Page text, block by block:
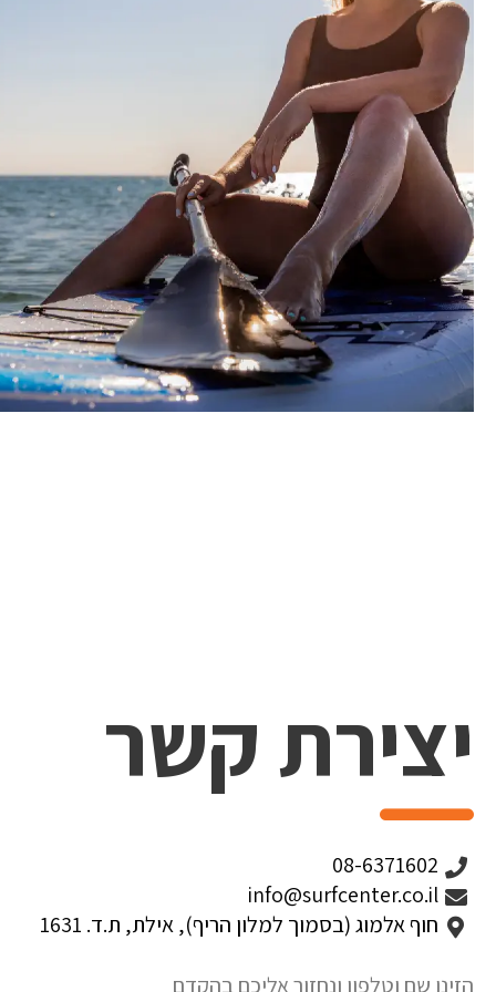
יצירת קשר
08-6371602
info@surfcenter.co.il
חוף אלמוג (בסמוך למלון הריף), אילת, ת.ד. 1631
הזינו שם וטלפון ונחזור אליכם בהקדם